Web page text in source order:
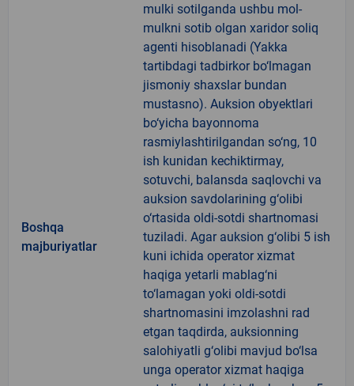
Boshqa
majburiyatlar
mulki sotilganda ushbu mol-
mulkni sotib olgan xaridor soliq
agenti hisoblanadi (Yakka
tartibdagi tadbirkor bo‘lmagan
jismoniy shaxslar bundan
mustasno). Auksion obyektlari
bo‘yicha bayonnoma
rasmiylashtirilgandan so‘ng, 10
ish kunidan kechiktirmay,
sotuvchi, balansda saqlovchi va
auksion savdolarining g‘olibi
o‘rtasida oldi-sotdi shartnomasi
tuziladi. Agar auksion g‘olibi 5 ish
kuni ichida operator xizmat
haqiga yetarli mablag‘ni
to‘lamagan yoki oldi-sotdi
shartnomasini imzolashni rad
etgan taqdirda, auksionning
salohiyatli g‘olibi mavjud bo‘lsa
unga operator xizmat haqiga